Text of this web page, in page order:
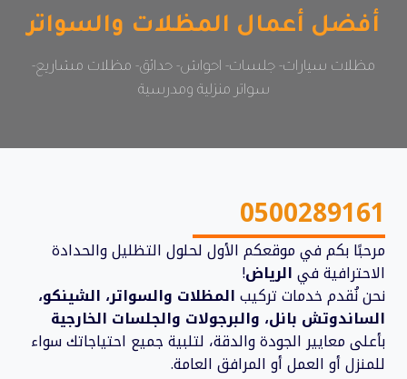
أفضل أعمال المظلات والسواتر
مظلات سيارات- جلسات- احواش- حدائق- مظلات مشاريع-
سواتر منزلية ومدرسية
0500289161
مرحبًا بكم في موقعكم الأول لحلول التظليل والحدادة
الاحترافية فيالرياض!
نحن نُقدم خدمات تركيبالمظلات والسواتر، الشينكو،
الساندوتش بانل، والبرجولات والجلسات الخارجية
بأعلى معايير الجودة والدقة، لتلبية جميع احتياجاتك سواء
للمنزل أو العمل أو المرافق العامة.